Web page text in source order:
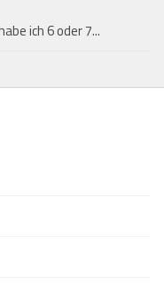
ich 6 oder 7...